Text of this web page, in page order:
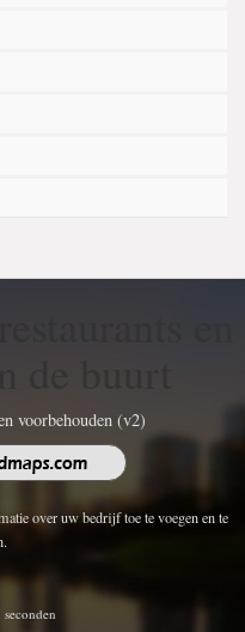
voorbehouden (v2)
over uw bedrijf toe te voegen en te